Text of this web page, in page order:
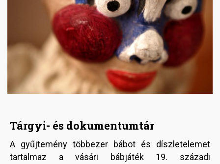
Tárgyi- és dokumentumtár
A gyűjtemény többezer bábot és díszletelemet
tartalmaz a vásári bábjáték 19. századi